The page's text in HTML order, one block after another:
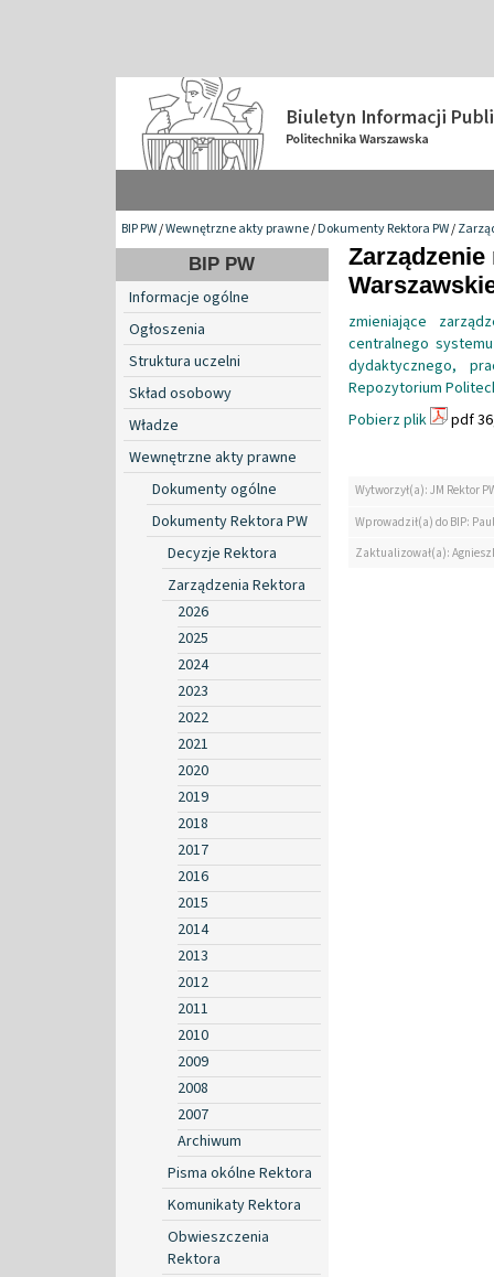
BIP PW/Wewnętrzne akty prawne/Dokumenty Rektora PW/
BIP PW
Informacje ogólne
Ogłoszenia
Struktura uczelni
Skład osobowy
Władze
Wewnętrzne akty prawne
Dokumenty ogólne
Dokumenty Rektora PW
Decyzje Rektora
Zarządzenia Rektora
2026
2025
2024
2023
2022
2021
2020
2019
2018
2017
2016
2015
2014
2013
2012
2011
2010
2009
2008
2007
Archiwum
Pisma okólne Rektora
Komunikaty Rektora
Obwieszczenia
Rektora
zmieniające
centralnego
dydaktycznego,
Repozytorium
Pobierz plik
pdf
Wytworzył(a): JM Rektor
Wprowadził(a) do BIP:
Zaktualizował(a):